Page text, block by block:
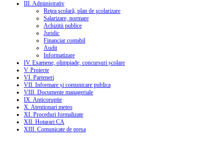
III. Administrativ
Reţea şcolară, plan de şcolarizare
Salarizare, normare
Achizitii publice
Juridic
Financiar contabil
Audit
Informatizare
IV. Examene, olimpiade, concursuri școlare
V. Proiecte
VI. Parteneri
VII. Informare și comunicare publica
VIII. Documente manageriale
IX. Anticoruptie
X. Atentionari meteo
XI. Proceduri formalizate
XII. Hotarari CA
XIII. Comunicate de presa